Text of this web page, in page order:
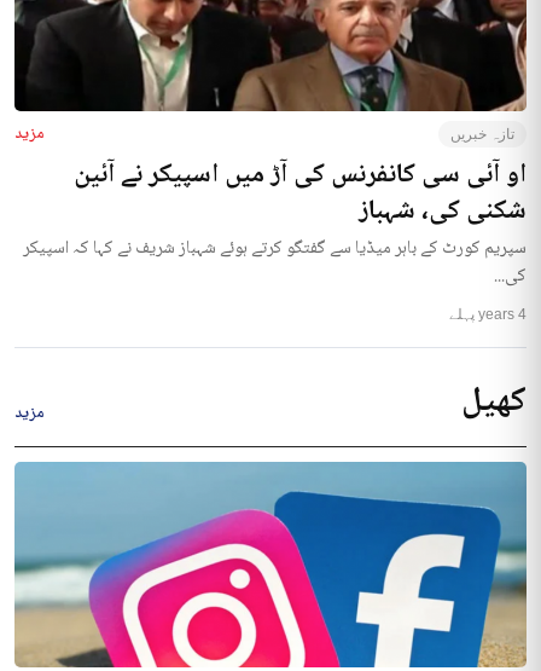
تازہ خبریں مزید
او آئی سی کانفرنس کی آڑ میں اسپیکر نے آئین
شکنی کی، شہباز
سپریم کورٹ کے باہر میڈیا سے گفتگو کرتے ہوئے شہباز شریف نے کہا کہ اسپیکر
کی...
4 years پہلے
کھیل مزید